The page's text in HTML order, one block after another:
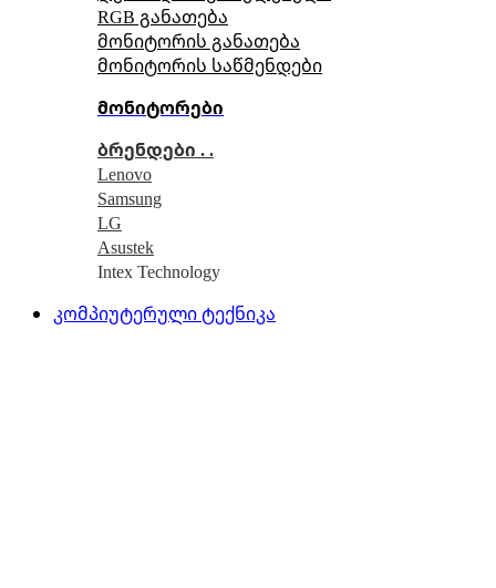
RGB განათება
მონიტორის განათება
მონიტორის საწმენდები
მონიტორები
ბრენდები . .
Lenovo
Samsung
LG
Asustek
Intex Technology
კომპიუტერული ტექნიკა